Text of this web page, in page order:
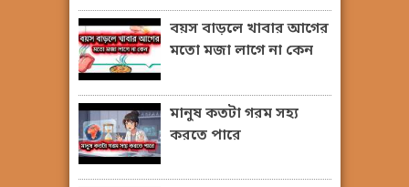
বয়স বাড়লে খাবার আগের
মতো মজা লাগে না কেন
মানুষ কতটা গরম সহ্য
করতে পারে